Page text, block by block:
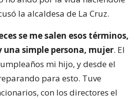
la alcaldesa de La Cruz.
se me salen esos términos,
una simple persona, mujer. El
mi hijo, y desde el
para esto. Tuve
con los directores el